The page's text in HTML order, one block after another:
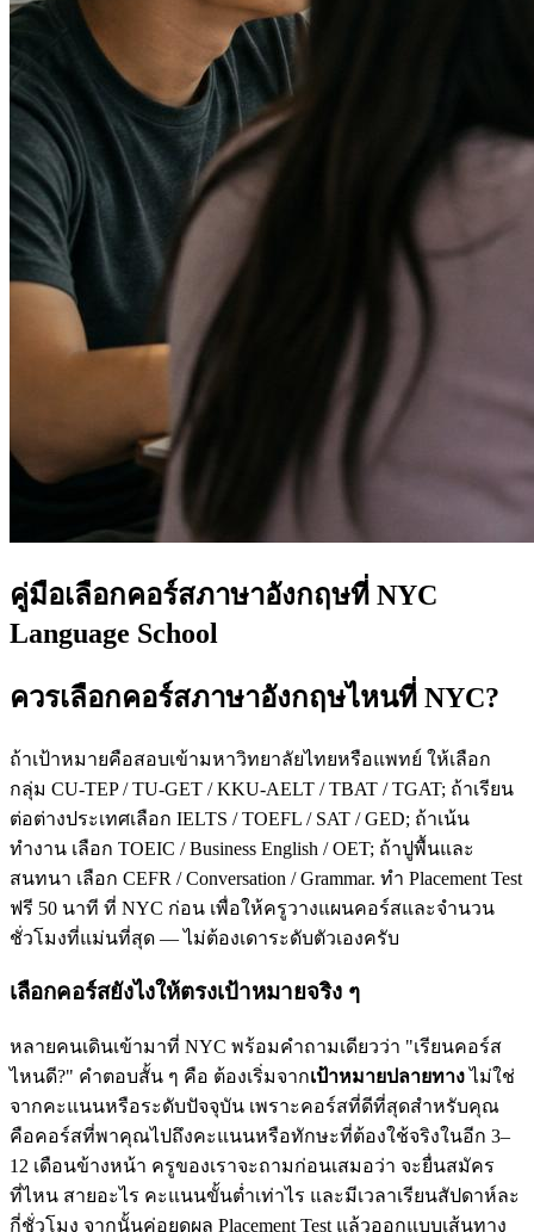
คู่มือเลือกคอร์สภาษาอังกฤษที่ NYC
Language School
ควรเลือกคอร์สภาษาอังกฤษไหนที่ NYC?
ถ้าเป้าหมายคือสอบเข้ามหาวิทยาลัยไทยหรือแพทย์ ให้เลือก
กลุ่ม CU-TEP / TU-GET / KKU-AELT / TBAT / TGAT; ถ้าเรียน
ต่อต่างประเทศเลือก IELTS / TOEFL / SAT / GED; ถ้าเน้น
ทำงาน เลือก TOEIC / Business English / OET; ถ้าปูพื้นและ
สนทนา เลือก CEFR / Conversation / Grammar. ทำ Placement Test
ฟรี 50 นาที ที่ NYC ก่อน เพื่อให้ครูวางแผนคอร์สและจำนวน
ชั่วโมงที่แม่นที่สุด — ไม่ต้องเดาระดับตัวเองครับ
เลือกคอร์สยังไงให้ตรงเป้าหมายจริง ๆ
หลายคนเดินเข้ามาที่ NYC พร้อมคำถามเดียวว่า "เรียนคอร์ส
ไหนดี?" คำตอบสั้น ๆ คือ ต้องเริ่มจากเป้าหมายปลายทางไม่ใช่
จากคะแนนหรือระดับปัจจุบัน เพราะคอร์สที่ดีที่สุดสำหรับคุณ
คือคอร์สที่พาคุณไปถึงคะแนนหรือทักษะที่ต้องใช้จริงในอีก 3–
12 เดือนข้างหน้า ครูของเราจะถามก่อนเสมอว่า จะยื่นสมัคร
ที่ไหน สายอะไร คะแนนขั้นต่ำเท่าไร และมีเวลาเรียนสัปดาห์ละ
กี่ชั่วโมง จากนั้นค่อยดูผล Placement Test แล้วออกแบบเส้นทาง